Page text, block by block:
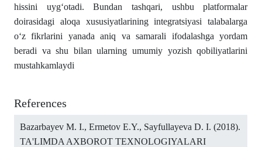
hissini uygʻotadi. Bundan tashqari, ushbu platformalar
doirasidagi aloqa xususiyatlarining integratsiyasi talabalarga
oʻz fikrlarini yanada aniq va samarali ifodalashga yordam
beradi va shu bilan ularning umumiy yozish qobiliyatlarini
mustahkamlaydi
References
Bazarbayev M. I., Ermetov E.Y., Sayfullayeva D. I. (2018).
TA'LIMDA AXBOROT TEXNOLOGIYALARI